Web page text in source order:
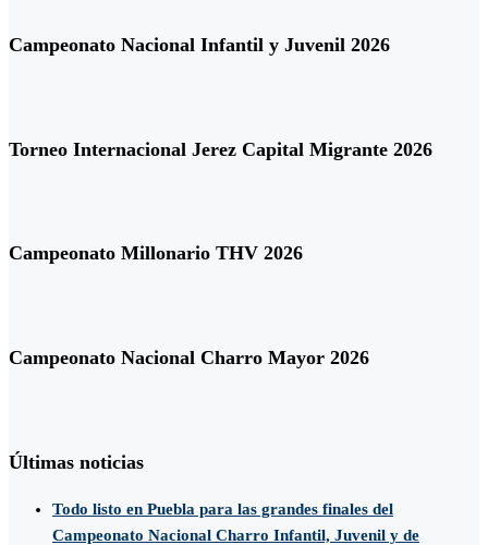
Campeonato Nacional Infantil y Juvenil 2026
Torneo Internacional Jerez Capital Migrante 2026
Campeonato Millonario THV 2026
Campeonato Nacional Charro Mayor 2026
Últimas noticias
Todo listo en Puebla para las grandes finales del
Campeonato Nacional Charro Infantil, Juvenil y de